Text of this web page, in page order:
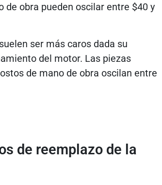
de obra pueden oscilar entre $40 y
ser más caros dada su
del motor. Las piezas
de mano de obra oscilan entre
de reemplazo de la